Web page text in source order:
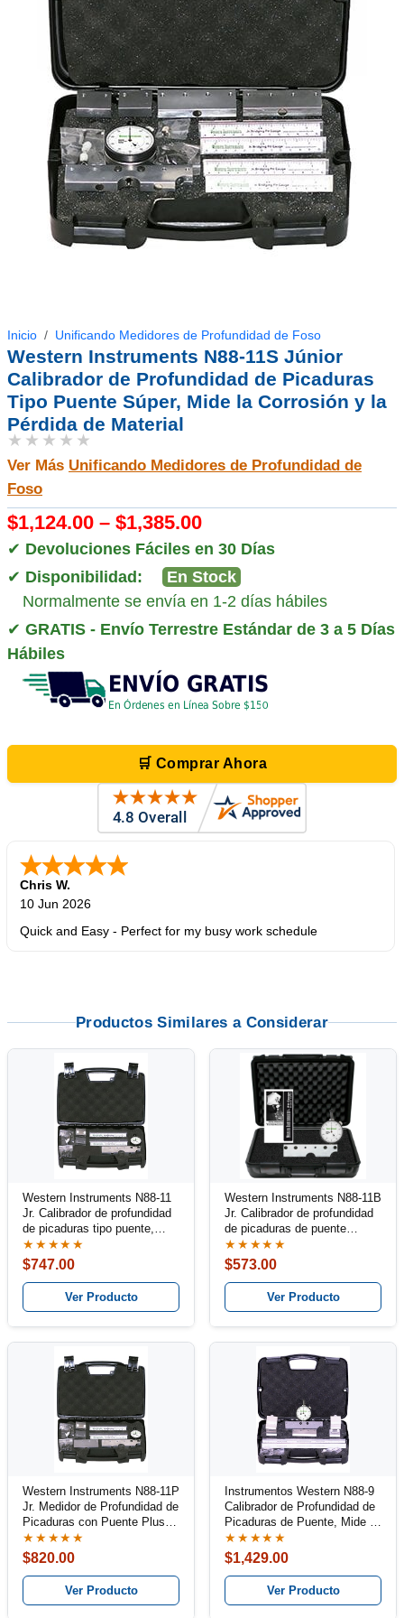
Inicio Unificando Medidores de Profundidad de Foso
Western Instruments N88-11S Júnior
Calibrador de Profundidad de Picaduras
Tipo Puente Súper, Mide la Corrosión y la
Pérdida de Material
★★★★★
Ver Más Unificando Medidores de Profundidad de
Foso
$1,124.00 – $1,385.00
✔ Devoluciones Fáciles en 30 Días
✔ Disponibilidad:
En Stock
Normalmente se envía en 1-2 días hábiles
✔ GRATIS - Envío Terrestre Estándar de 3 a 5 Días
Hábiles
🛒 Comprar Ahora
Chris W.
10 Jun 2026
Quick and Easy - Perfect for my busy work schedule
Productos Similares a Considerar
Western Instruments N88-11
Jr. Calibrador de profundidad
de picaduras tipo puente,
Mide corrosión y pérdida de
material
★★★★★
$747.00
Ver Producto
Western Instruments N88-11B
Jr. Calibrador de profundidad
de picaduras de puente
básico, mide corrosión y
pérdida de material
★★★★★
$573.00
Ver Producto
Western Instruments N88-11P
Jr. Medidor de Profundidad de
Picaduras con Puente Plus,
Mide Corrosión y Pérdida de
Material
★★★★★
$820.00
Ver Producto
Instrumentos Western N88-9
Calibrador de Profundidad de
Picaduras de Puente, Mide la
Corrosión y la Pérdida de
Material
★★★★★
$1,429.00
Ver Producto